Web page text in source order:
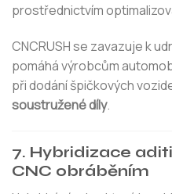
prostřednictvím
CNCRUSH se zavazuje k
pomáhá výrobcům
při dodání špičkových
soustružené díly.
7. Hybridizace
CNC obráběním